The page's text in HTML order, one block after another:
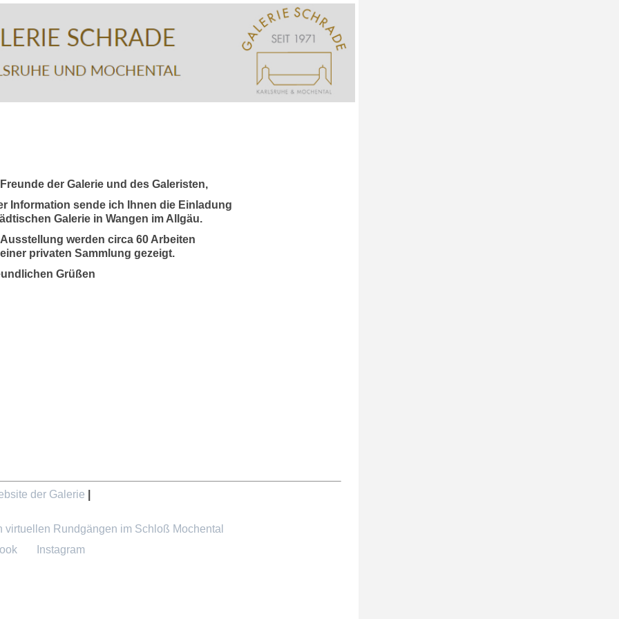
der Galerie und des Galeristen,
Information sende ich Ihnen die Einladung
Galerie in Wangen im Allgäu.
Ausstellung werden circa 60 Arbeiten
privaten Sammlung gezeigt.
Grüßen
der Galerie
virtuellen Rundgängen im Schloß Mochental
Instagram